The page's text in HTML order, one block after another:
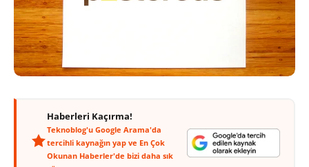
Haberleri Kaçırma!
Teknoblog'u Google Arama'da
tercihli kaynağın yap ve En Çok
Okunan Haberler'de bizi daha sık